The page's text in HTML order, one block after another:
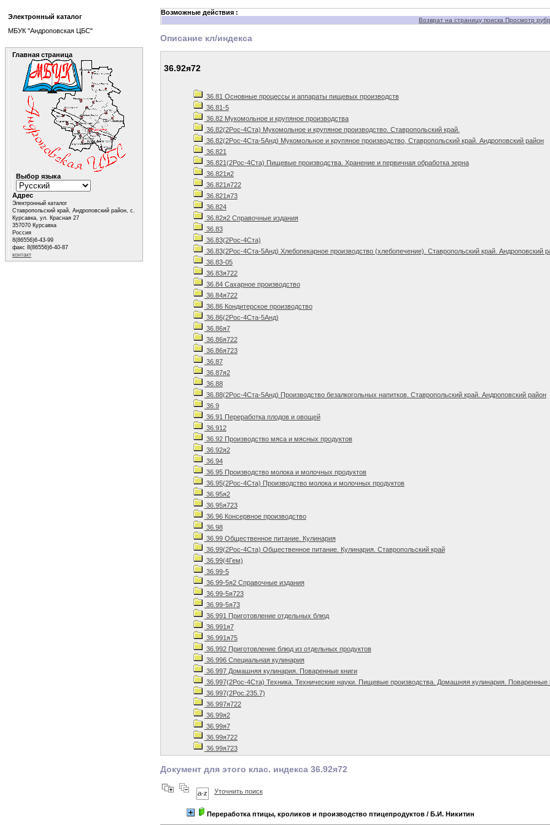
Возможные действия :
Возврат на страницу поиска Просмотр
Описание кл/индекса
36.92я72
36.81 Основные процессы и аппараты пищевых производств
36.81-5
36.82 Мукомольное и крупяное производства
36.82(2Рос-4Ста) Мукомольное и крупяное производство. Ставропольский край.
36.82(2Рос-4Ста-5Анд) Мукомольное и крупяное производство, Ставропольский край. Андроповский район
36.821
36.821(2Рос-4Ста) Пищевые производства. Хранение и первичная обработка зерна
36.821я2
36.821я722
36.821я73
36.824
36.82я2 Справочные издания
36.83
36.83(2Рос-4Ста)
36.83(2Рос-4Ста-5Анд) Хлебопекарное производство (хлебопечение). Ставропольский край. Андроповский
36.83-05
36.83я722
36.84 Сахарное производство
36.84я722
36.86 Кондитерское производство
36.86(2Рос-4Ста-5Анд)
36.86я7
36.86я722
36.86я723
36.87
36.87я2
36.88
36.88(2Рос-4Ста-5Анд) Производство безалкогольных напитков. Ставропольский край. Андроповский район
36.9
36.91 Переработка плодов и овощей
36.912
36.92 Производство мяса и мясных продуктов
36.92я2
36.94
36.95 Производство молока и молочных продуктов
36.95(2Рос-4Ста) Производство молока и молочных продуктов
36.95я2
36.95я723
36.96 Консервное производство
36.98
36.99 Общественное питание. Кулинария
36.99(2Рос-4Ста) Общественное питание. Кулинария. Ставропольский край
36.99(4Гем)
36.99-5
36.99-5я2 Справочные издания
36.99-5я723
36.99-5я73
36.991 Приготовление отдельных блюд
36.991я7
36.991я75
36.992 Приготовление блюд из отдельных продуктов
36.996 Специальная кулинария
36.997 Домашняя кулинария. Поваренные книги
36.997(2Рос-4Ста) Техника. Технические науки. Пищевые производства. Домашняя кулинария. Поваренные
36.997(2Рос.235.7)
36.997я722
36.99я2
36.99я7
36.99я722
36.99я723
Документ для этого клас. индекса 36.92я72
Уточнить поиск
Переработка птицы, кроликов и производство птицепродуктов/ Б.И. Никитин
Электронный каталог
МБУК "Андроповская ЦБС"
Главная страница
Выбор языка
Адрес
Электронный каталог
Ставропольский край, Андроповский район, с.
Курсавка, ул. Красная 27
357070 Курсавка
Россия
8(86556)6-43-99
факс 8(86556)6-40-87
контакт